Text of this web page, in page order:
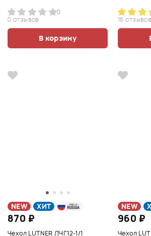
0
0 отзывов
В корзину
16 отзывов
NEW ХИТ
870 ₽
Чехол LUTNER ЛЧГ12-1/1
NEW
960 ₽
Чехол